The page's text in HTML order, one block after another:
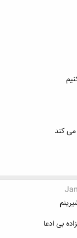
کند
بی ادعا